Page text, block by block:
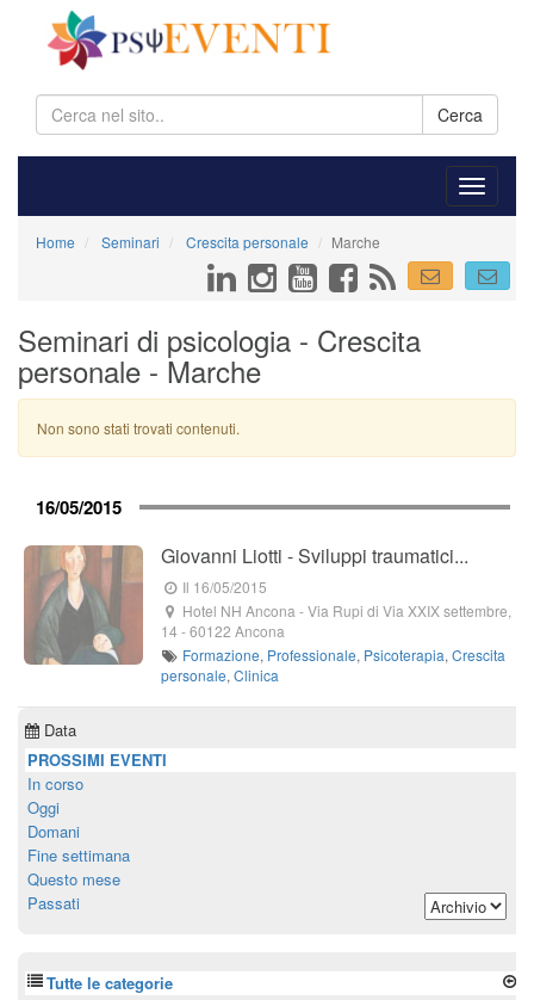
Cerca
Home Seminari Crescita personale Marche
Seminari di psicologia - Crescita
personale - Marche
Non sono stati trovati contenuti.
16/05/2015
Giovanni Liotti - Sviluppi traumatici...
Il 16/05/2015
Hotel NH Ancona -Via Rupi di Via XXIX settembre,
14 -60122 Ancona
Formazione, Professionale, Psicoterapia,Crescita
personale, Clinica
Data
PROSSIMI EVENTI
In corso
Oggi
Domani
Fine settimana
Questo mese
Passati
Tutte le categorie